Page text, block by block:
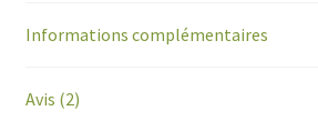
Informations complémentaires
Avis (2)